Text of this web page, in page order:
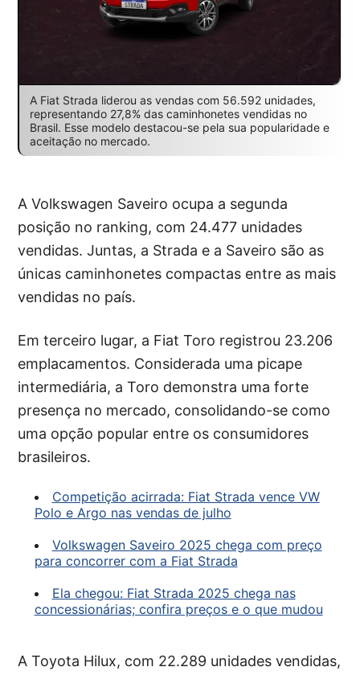
A Fiat Strada liderou as vendas com 56.592 unidades,
representando 27,8% das caminhonetes vendidas no
Brasil. Esse modelo destacou-se pela sua popularidade e
aceitação no mercado.
A Volkswagen Saveiro ocupa a segunda
posição no ranking, com 24.477 unidades
vendidas. Juntas, a Strada e a Saveiro são as
únicas caminhonetes compactas entre as mais
vendidas no país.
Em terceiro lugar, a Fiat Toro registrou 23.206
emplacamentos. Considerada uma picape
intermediária, a Toro demonstra uma forte
presença no mercado, consolidando-se como
uma opção popular entre os consumidores
brasileiros.
Competição acirrada: Fiat Strada vence VW
Polo e Argo nas vendas de julho
Volkswagen Saveiro 2025 chega com preço
para concorrer com a Fiat Strada
Ela chegou: Fiat Strada 2025 chega nas
concessionárias; confira preços e o que mudou
A Toyota Hilux, com 22.289 unidades vendidas,